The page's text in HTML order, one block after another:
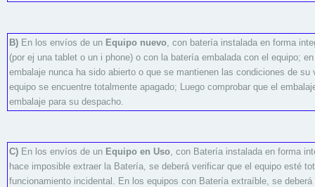
B) En los envíos de un Equipo nuevo , con batería instalada en forma
(por ej una tablet o un i phone) o con la batería embalada con el equipo;
embalaje nunca ha sido abierto o que se mantienen las condiciones de
equipo se encuentre totalmente apagado; Luego comprobar que el
embalaje para su despacho.
C) En los envíos de un Equipo en Uso , con Batería instalada en forma
hace imposible extraer la Batería, se deberá verificar que el equipo esté
funcionamiento incidental. En los equipos con Batería extraíble, se